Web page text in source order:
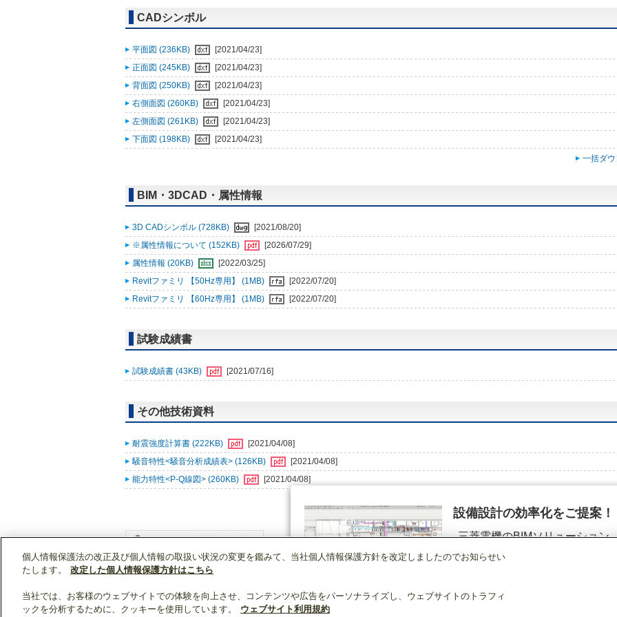
CADシンボル
平面図 (236KB)
[2021/04/23]
正面図 (245KB)
[2021/04/23]
背面図 (250KB)
[2021/04/23]
右側面図 (260KB)
[2021/04/23]
左側面図 (261KB)
[2021/04/23]
下面図 (198KB)
[2021/04/23]
一括ダ
BIM・3DCAD・属性情報
3D CADシンボル (728KB)
[2021/08/20]
※属性情報について (152KB)
[2026/07/29]
属性情報 (20KB)
[2022/03/25]
Revitファミリ 【50Hz専用】 (1MB)
[2022/07/20]
Revitファミリ 【60Hz専用】 (1MB)
[2022/07/20]
試験成績書
試験成績書 (43KB) [2021/07/16]
その他技術資料
耐震強度計算書 (222KB)
[2021/04/08]
騒音特性<騒音分析成績表> (126KB)
[2021/04/08]
能力特性<P-Q線図> (260KB)
[2021/04/08]
WIN2Kトップ 製品情報
設備設計の効率化をご提案！
三菱電機のBIMソリューション
（空調.換気.照明）
個人情報保護法の改正及び個人情報の取扱い状況の変更を鑑みて、当社個人情報保護方針を改定しましたのでお知らせい
たします。
改定した個人情報保護方針はこちら
当社では、お客様のウェブサイトでの体験を向上させ、コンテンツや広告をパーソナライズし、ウェブサイトのトラフィ
ックを分析するために、クッキーを使用しています。
ウェブサイト利用規約